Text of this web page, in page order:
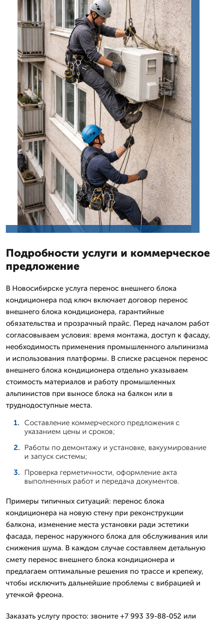
Подробности услуги и коммерческое
предложение
В Новосибирске услуга перенос внешнего блока
кондиционера под ключ включает договор перенос
внешнего блока кондиционера, гарантийные
обязательства и прозрачный прайс. Перед началом работ
согласовываем условия: время монтажа, доступ к фасаду,
необходимость применения промышленного альпинизма
и использования платформы. В списке расценок перенос
внешнего блока кондиционера отдельно указываем
стоимость материалов и работу промышленных
альпинистов при выносе блока на балкон или в
труднодоступные места.
Составление коммерческого предложения с
указанием цены и сроков;
Работы по демонтажу и установке, вакуумирование
и запуск системы;
Проверка герметичности, оформление акта
выполненных работ и передача документов.
Примеры типичных ситуаций: перенос блока
кондиционера на новую стену при реконструкции
балкона, изменение места установки ради эстетики
фасада, перенос наружного блока для обслуживания или
снижения шума. В каждом случае составляем детальную
смету перенос внешнего блока кондиционера и
предлагаем оптимальные решения по трассе и крепежу,
чтобы исключить дальнейшие проблемы с вибрацией и
утечкой фреона.
Заказать услугу просто: звоните +7 993 39-88-052 или